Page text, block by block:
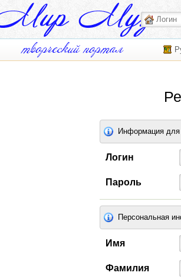
Информация для
Логин
Пароль
Персональная
Имя
Фамилия